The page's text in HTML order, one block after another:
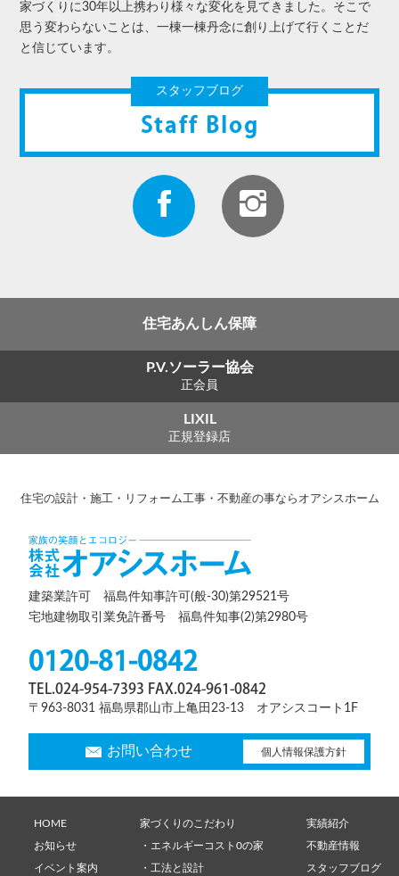
家づくりに30年以上携わり様々な変化を見てきました。そこで
思う変わらないことは、一棟一棟丹念に創り上げて行くことだ
と信じています。
スタッフブログ
Staff Blog
住宅あんしん保障
P.V.ソーラー協会
正会員
LIXIL
正規登録店
住宅の設計・施工・リフォーム工事・不動産の事ならオアシスホーム
建築業許可 福島件知事許可(般-30)第29521号
宅地建物取引業免許番号 福島件知事(2)第2980号
0120-81-0842
TEL.024-954-7393 FAX.024-961-0842
〒963-8031 福島県郡山市上亀田23-13 オアシスコート1F
お問い合わせ 個人情報保護方針
HOME
お知らせ
イベント案内
家づくりのこだわり
・エネルギーコスト0の家
・工法と設計
実績紹介
不動産情報
スタッフブログ